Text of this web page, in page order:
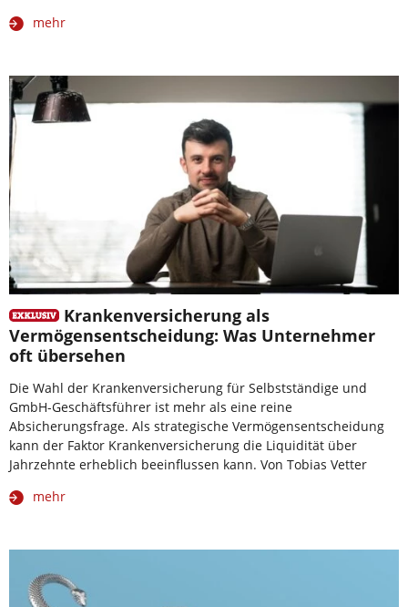
mehr
Krankenversicherung als
Vermögensentscheidung: Was Unternehmer
oft übersehen
Die Wahl der Krankenversicherung für Selbstständige und
GmbH-Geschäftsführer ist mehr als eine reine
Absicherungsfrage. Als strategische Vermögensentscheidung
kann der Faktor Krankenversicherung die Liquidität über
Jahrzehnte erheblich beeinflussen kann. Von Tobias Vetter
mehr